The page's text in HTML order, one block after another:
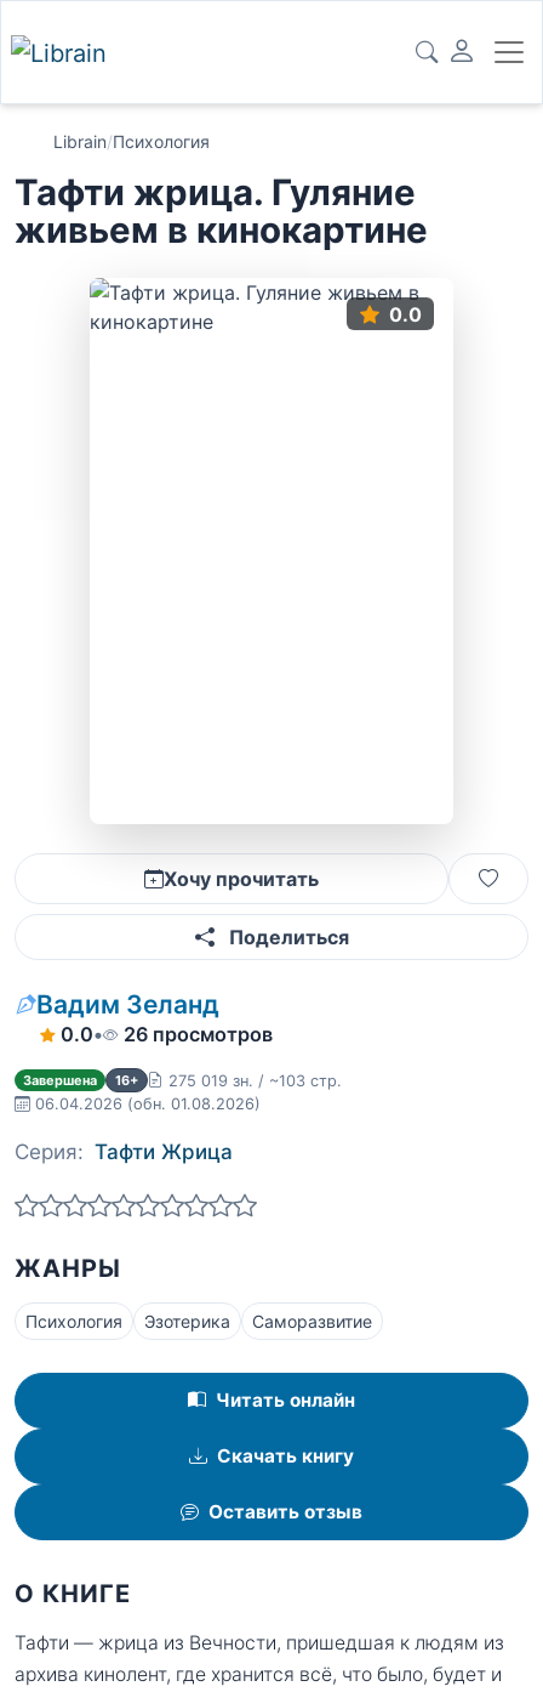
Librain/Психология
Тафти жрица. Гуляние
живьем в кинокартине
0.0
Хочу прочитать
Поделиться
Вадим Зеланд
0.0• 26 просмотров
Завершена 16+
275 019 зн. / ~103 стр.
06.04.2026 (обн. 01.08.2026)
Серия: Тафти Жрица
ЖАНРЫ
Психология Эзотерика Саморазвитие
Читать онлайн
Скачать книгу
Оставить отзыв
О КНИГЕ
Тафти — жрица из Вечности, пришедшая к людям из
архива кинолент, где хранится всё, что было, будет и